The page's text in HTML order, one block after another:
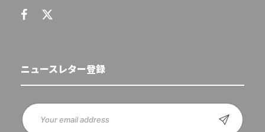
ニュースレター登録